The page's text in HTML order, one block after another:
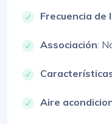
Frecuencia de
Associación:
Aire